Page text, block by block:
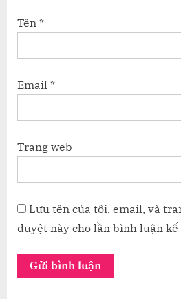
Tên *
Email *
Trang web
Lưu tên của tôi, email, và
duyệt này cho lần bình luận